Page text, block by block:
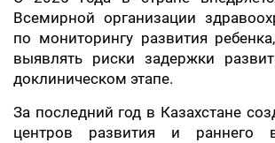
Всемирной организации
по мониторингу развития
выявлять риски задержки
доклиническом этапе.
За последний год в Казахстане
центров развития и раннего